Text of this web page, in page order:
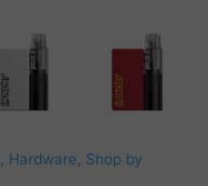
, Hardware, Shop by